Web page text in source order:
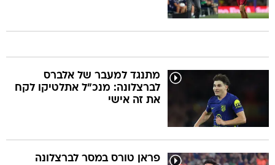
מתנגד למעבר של אלברס
לברצלונה: מנכ"ל אתלטיקו לקח
את זה אישי
פראן טורס במסר לברצלונה